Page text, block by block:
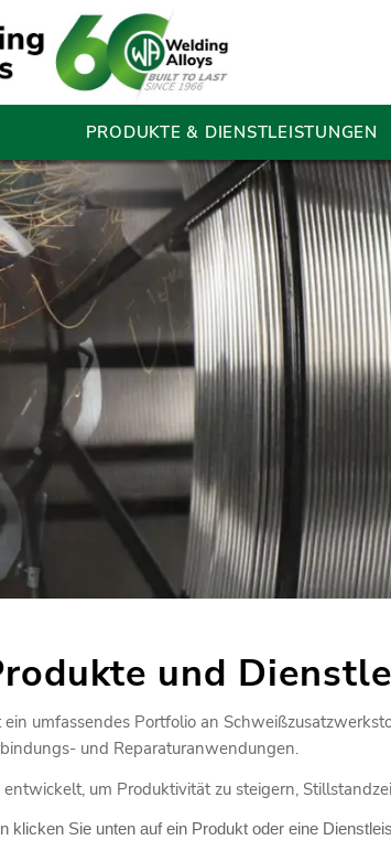
PRODUKTE & DIENSTLEISTUNGEN
und
umfassendes Portfolio an
und Reparaturanwendungen.
um Produktivität zu steigern,
klicken Sie unten auf ein Produkt oder eine